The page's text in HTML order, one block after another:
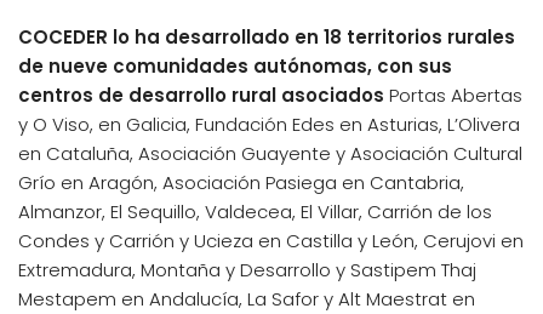
COCEDER lo ha desarrollado en 18 territorios rurales
de nueve comunidades autónomas, con sus
centros de desarrollo rural asociados Portas Abertas
y O Viso, en Galicia, Fundación Edes en Asturias, L’Olivera
en Cataluña, Asociación Guayente y Asociación Cultural
Grío en Aragón, Asociación Pasiega en Cantabria,
Almanzor, El Sequillo, Valdecea, El Villar, Carrión de los
Condes y Carrión y Ucieza en Castilla y León, Cerujovi en
Extremadura, Montaña y Desarrollo y Sastipem Thaj
Mestapem en Andalucía, La Safor y Alt Maestrat en